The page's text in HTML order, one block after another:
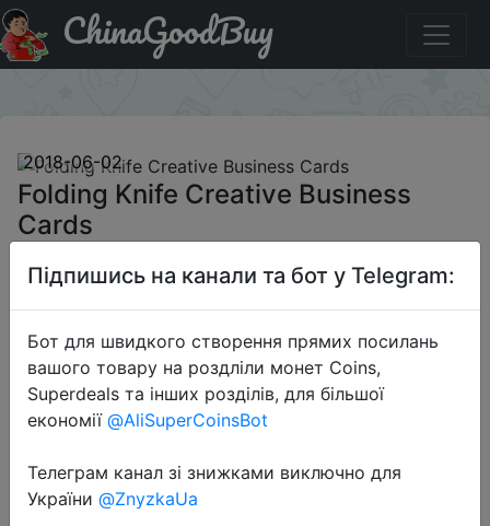
Придбати Folding Knife Creative Business Cards
ChinaGoodBuy
2018-06-02
Folding Knife Creative Business
Cards
$0.69
Sale
Перейти до магазину
Підпишись на канали та бот у Telegram:
Бот для швидкого створення прямих посилань
вашого товару на роздліли монет Coins,
Superdeals та інших розділів, для більшої
економії @AliSuperCoinsBot
Телеграм канал зі знижками виключно для
України @ZnyzkaUa